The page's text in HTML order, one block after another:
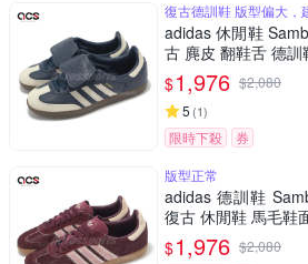
復古德訓鞋 版型偏大，
adidas 休閒鞋
古 麂皮 翻鞋舌 德
$1,976 $2,080
5 (1)
限時下殺
券
版型正常
adidas 德訓鞋
復古 休閒鞋 馬毛鞋
$1,976 $2,080